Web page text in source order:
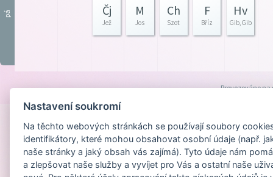
pá Čj
Jež
M
Jos
Ch
Szot
F
Bříz
Hv
Gib,Gib
Provozováno na
Nastavení soukromí
Na těchto webových stránkách se používají soubory
identifikátory, které mohou obsahovat osobní údaje (např.
naše stránky a jaký obsah vás zajímá). Tyto údaje nám
a zlepšovat naše služby a vyvíjet pro Vás a ostatní naše